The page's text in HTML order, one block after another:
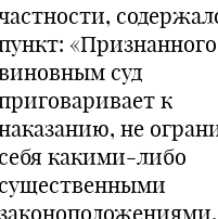
«Признанного
суд
к
не
себя какими-либо
существенными